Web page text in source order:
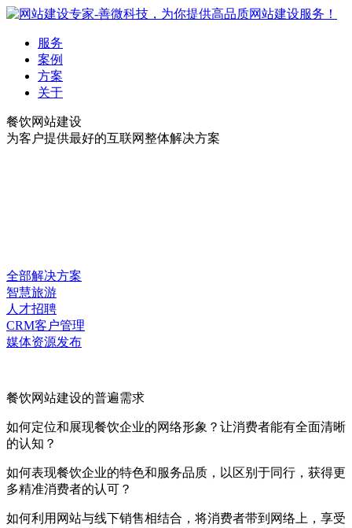
服务
案例
方案
关于
餐饮网站建设
为客户提供最好的互联网整体解决方案
全部解决方案
智慧旅游
人才招聘
CRM客户管理
媒体资源发布
餐饮网站建设的普遍需求
如何定位和展现餐饮企业的网络形象？让消费者能有全面清晰
的认知？
如何表现餐饮企业的特色和服务品质，以区别于同行，获得更
多精准消费者的认可？
如何利用网站与线下销售相结合，将消费者带到网络上，享受